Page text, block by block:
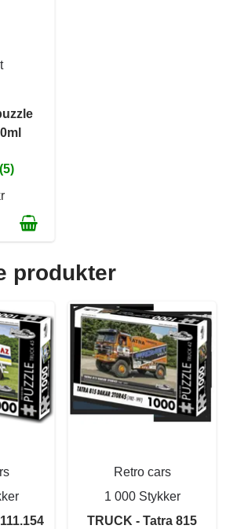
produkter
Retro cars
1 000 Stykker
TRUCK - Tatra 815